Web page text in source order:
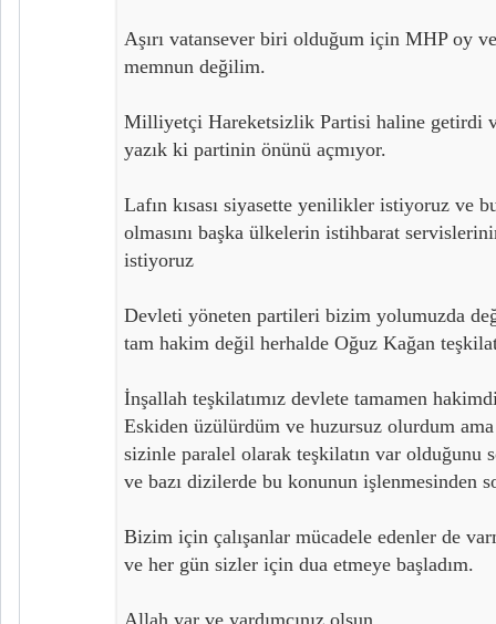
Aşırı vatansever biri olduğum için MHP oy
memnun değilim.
Milliyetçi Hareketsizlik Partisi haline getirdi
yazık ki partinin önünü açmıyor.
Lafın kısası siyasette yenilikler istiyoruz ve
olmasını başka ülkelerin istihbarat
istiyoruz
Devleti yöneten partileri bizim yolumuzda
tam hakim değil herhalde Oğuz Kağan
İnşallah teşkilatımız devlete tamamen
Eskiden üzülürdüm ve huzursuz olurdum
sizinle paralel olarak teşkilatın var olduğunu
ve bazı dizilerde bu konunun işlenmesinden
Bizim için çalışanlar mücadele edenler de
ve her gün sizler için dua etmeye başladım.
Allah yar ve yardımcınız olsun